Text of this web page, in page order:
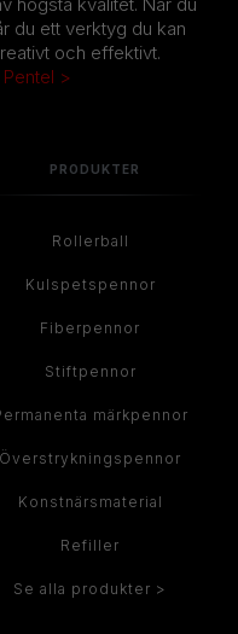
du ett verktyg du kan
och effektivt.
>
PRODUKTER
Rollerball
Kulspetspennor
Fiberpennor
Stiftpennor
märkpennor
Överstrykningspennor
Konstnärsmaterial
Refiller
Se alla produkter >